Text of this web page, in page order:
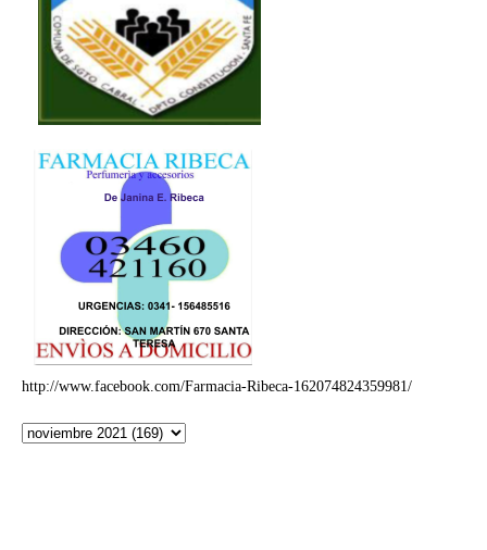
http://www.facebook.com/Farmacia-Ribeca-162074824359981/